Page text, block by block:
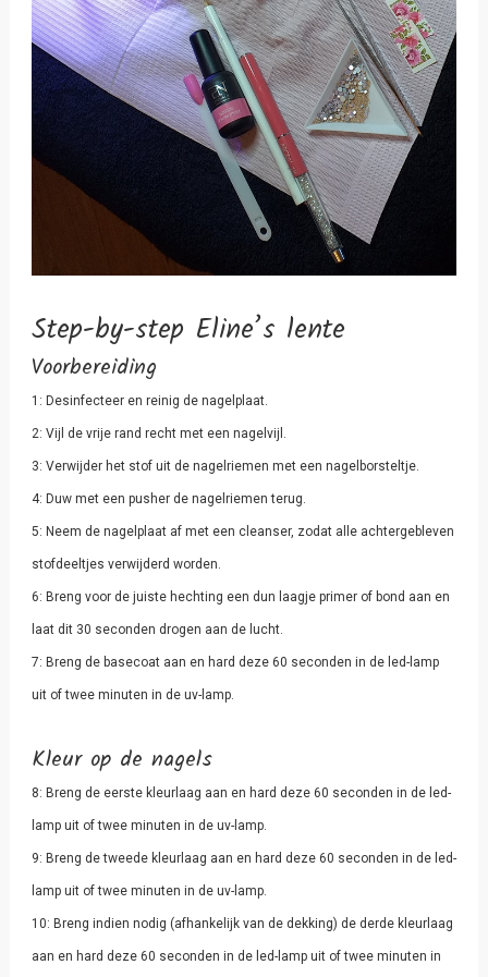
Step-by-step Eline’s lente
Voorbereiding
1: Desinfecteer en reinig de nagelplaat.
2: Vijl de vrije rand recht met een nagelvijl.
3: Verwijder het stof uit de nagelriemen met een nagelborsteltje.
4: Duw met een pusher de nagelriemen terug.
5: Neem de nagelplaat af met een cleanser, zodat alle achtergebleven
stofdeeltjes verwijderd worden.
6: Breng voor de juiste hechting een dun laagje primer of bond aan en
laat dit 30 seconden drogen aan de lucht.
7: Breng de basecoat aan en hard deze 60 seconden in de led-lamp
uit of twee minuten in de uv-lamp.
Kleur op de nagels
8: Breng de eerste kleurlaag aan en hard deze 60 seconden in de led-
lamp uit of twee minuten in de uv-lamp.
9: Breng de tweede kleurlaag aan en hard deze 60 seconden in de led-
lamp uit of twee minuten in de uv-lamp.
10: Breng indien nodig (afhankelijk van de dekking) de derde kleurlaag
aan en hard deze 60 seconden in de led-lamp uit of twee minuten in